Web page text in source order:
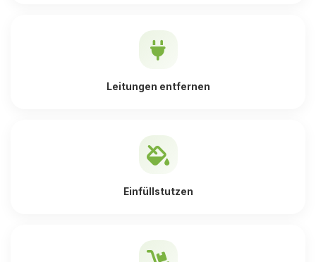
Leitungen entfernen
Einfüllstutzen